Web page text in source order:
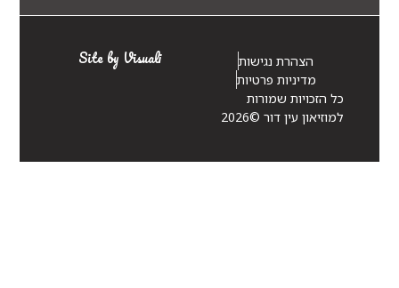
הצהרת נגישות
מדיניות פרטיות
כל הזכויות שמורות
למוזיאון עין דור ©2026
Site by Visuali